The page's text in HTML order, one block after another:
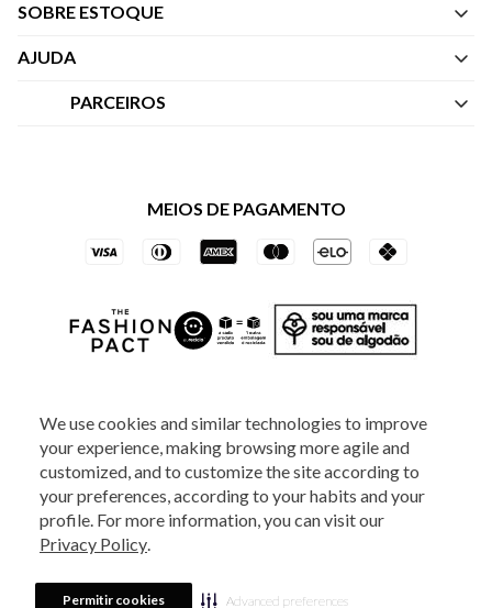
We use cookies and similar technologies to improve
your experience, making browsing more agile and
customized, and to customize the site according to
your preferences, according to your habits and your
profile. For more information, you can visit our
Privacy Policy.
Permitir cookies Advanced preferences
SOBRE ESTOQUE
Quem Somos
AJUDA
Central de Atendimento
Trocas e Devoluções
PARCEIROS
Vai de Visa
Azul Fidelidade
MEIOS DE PAGAMENTO
2025 - Veste S.A Estilo. Todos os direitos reservados - A loja Estoque reserva-
se no direito de corrigir ou alterar informações como: preços, promoções e
880 5520.Horário de Atendimento:
Sábados das 8h às 14h, exceto feriados. Veste S.A Estilo. Rua Othão, 405, Vila